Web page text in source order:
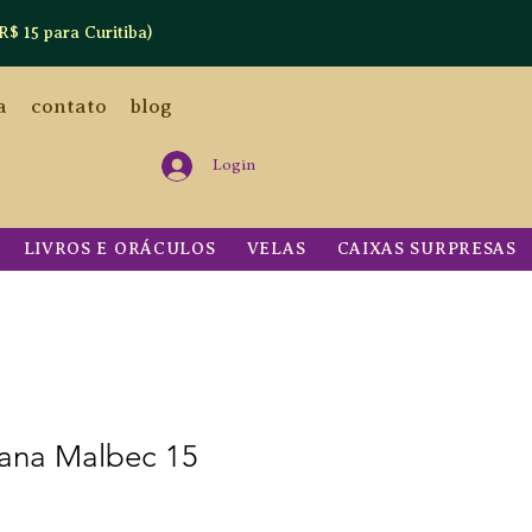
15 para Curitiba)
contato blog
Login
LIVROS E ORÁCULOS VELAS CAIXAS SURPRESAS
Malbec 15